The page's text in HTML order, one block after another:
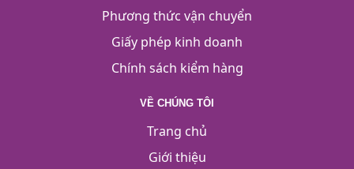
Phương thức vận chuyển
Giấy phép kinh doanh
Chính sách kiểm hàng
VỀ CHÚNG TÔI
Trang chủ
Giới thiệu